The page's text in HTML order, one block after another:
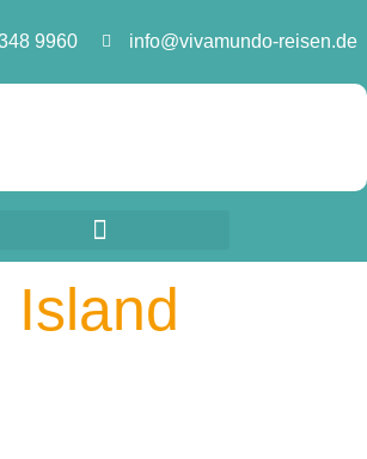
9960 info@vivamundo-reisen.de
Island